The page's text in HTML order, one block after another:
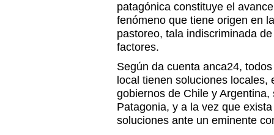
patagónica constituye el
fenómeno que tiene origen en
pastoreo, tala indiscriminada
factores.
Según da cuenta anca24,
local tienen soluciones
gobiernos de Chile y
Patagonia, y a la vez que
soluciones ante un eminente